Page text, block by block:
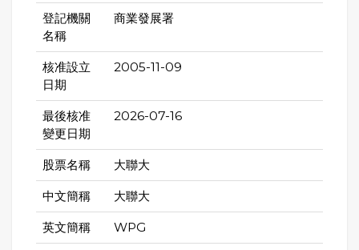
登記機關
名稱
商業發展署
核准設立
日期
2005-11-09
最後核准
變更日期
2026-07-16
股票名稱 大聯大
中文簡稱 大聯大
英文簡稱 WPG